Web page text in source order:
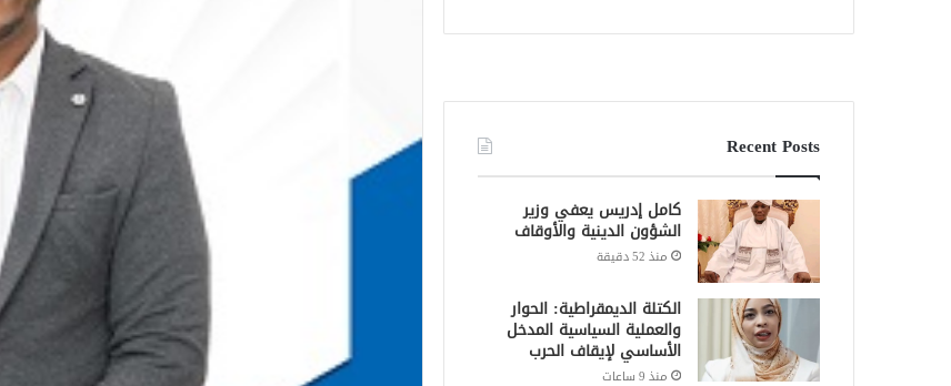
Recent Posts
كامل إدريس يعفي وزير
الشؤون الدينية والأوقاف
منذ 52 دقيقة
الكتلة الديمقراطية: الحوار
والعملية السياسية المدخل
الأساسي لإيقاف الحرب
منذ 9 ساعات